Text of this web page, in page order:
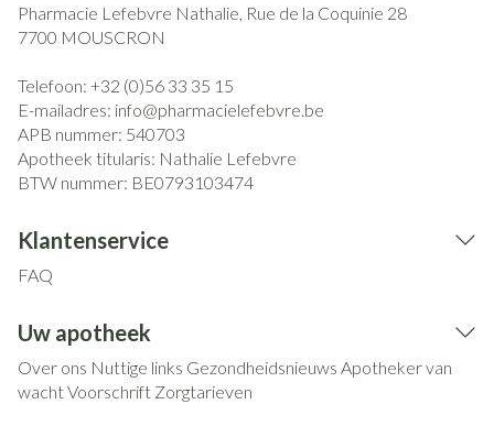
Pharmacie Lefebvre Nathalie, Rue de la Coquinie 28
7700 MOUSCRON
Telefoon: +32 (0)56 33 35 15
E-mailadres: info@pharmacielefebvre.be
APB nummer: 540703
Apotheek titularis: Nathalie Lefebvre
BTW nummer: BE0793103474
Klantenservice
FAQ
Uw apotheek
Over ons Nuttige links Gezondheidsnieuws Apotheker van
wachtVoorschrift Zorgtarieven